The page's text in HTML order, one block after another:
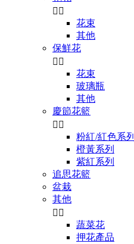
 
花束
其他
保鮮花
 
花束
玻璃瓶
其他
慶節花籃
 
粉紅/紅色系列
橙黃系列
紫紅系列
追思花籃
盆栽
其他
 
蔬菜花
押花產品